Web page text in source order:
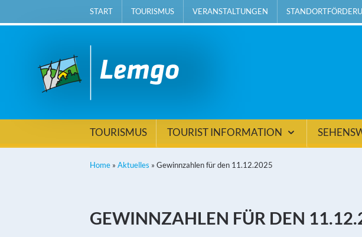
START TOURISMUS VERANSTALTUNGEN
TOURISMUS TOURIST INFORMATION
Home » Aktuelles » Gewinnzahlen für den 11.12.2025
GEWINNZAHLEN FÜR DEN